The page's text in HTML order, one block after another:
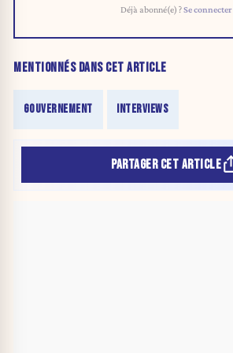
Déjà abonné(e) ?Se connecter
MENTIONNÉS DANS CET ARTICLE
GOUVERNEMENT INTERVIEWS
PARTAGER CET ARTICLE